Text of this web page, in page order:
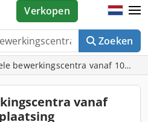
Zoeken
Verkopen
bewerkingscentra vanaf 1000
vanaf